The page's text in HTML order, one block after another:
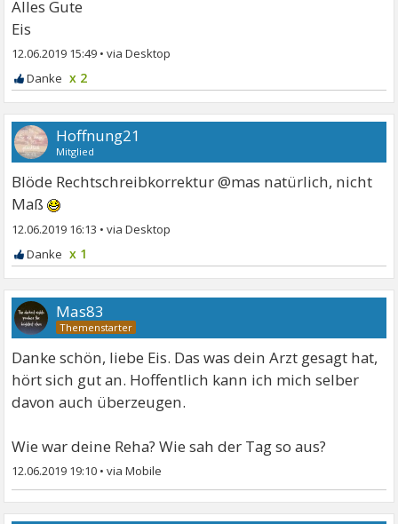
Alles Gute
Eis
12.06.2019 15:49 •
x 2
Hoffnung21
Mitglied
Blöde Rechtschreibkorrektur @mas natürlich, nicht
Maß
12.06.2019 16:13 •
x 1
Mas83
Danke schön, liebe Eis. Das was dein Arzt gesagt hat,
hört sich gut an. Hoffentlich kann ich mich selber
davon auch überzeugen.
Wie war deine Reha? Wie sah der Tag so aus?
12.06.2019 19:10 •